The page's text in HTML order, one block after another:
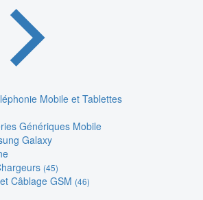
Mobile et Tablettes
Génériques Mobile
Galaxy
(45)
Câblage GSM (46)